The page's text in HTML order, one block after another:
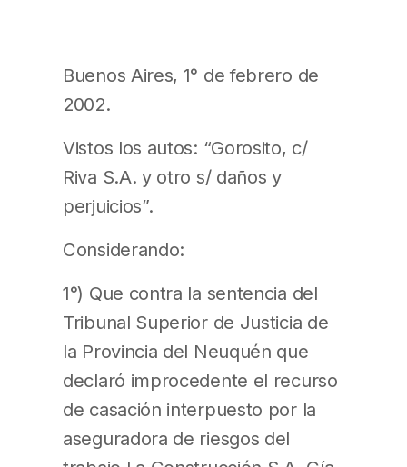
Buenos Aires, 1° de febrero de
2002.
Vistos los autos: “Gorosito, c/
Riva S.A. y otro s/ daños y
perjuicios”.
Considerando:
1°) Que contra la sentencia del
Tribunal Superior de Justicia de
la Provincia del Neuquén que
declaró improcedente el recurso
de casación interpuesto por la
aseguradora de riesgos del